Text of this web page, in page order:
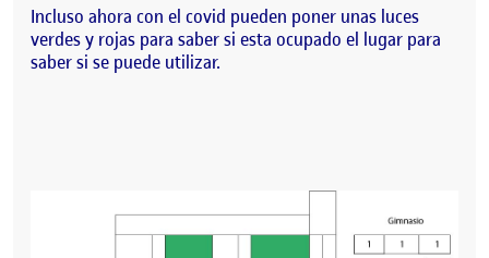
Incluso ahora con el covid pueden poner unas luces
verdes y rojas para saber si esta ocupado el lugar para
saber si se puede utilizar.